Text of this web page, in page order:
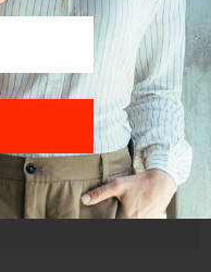
Google.
Google Politika
su primenjeni.